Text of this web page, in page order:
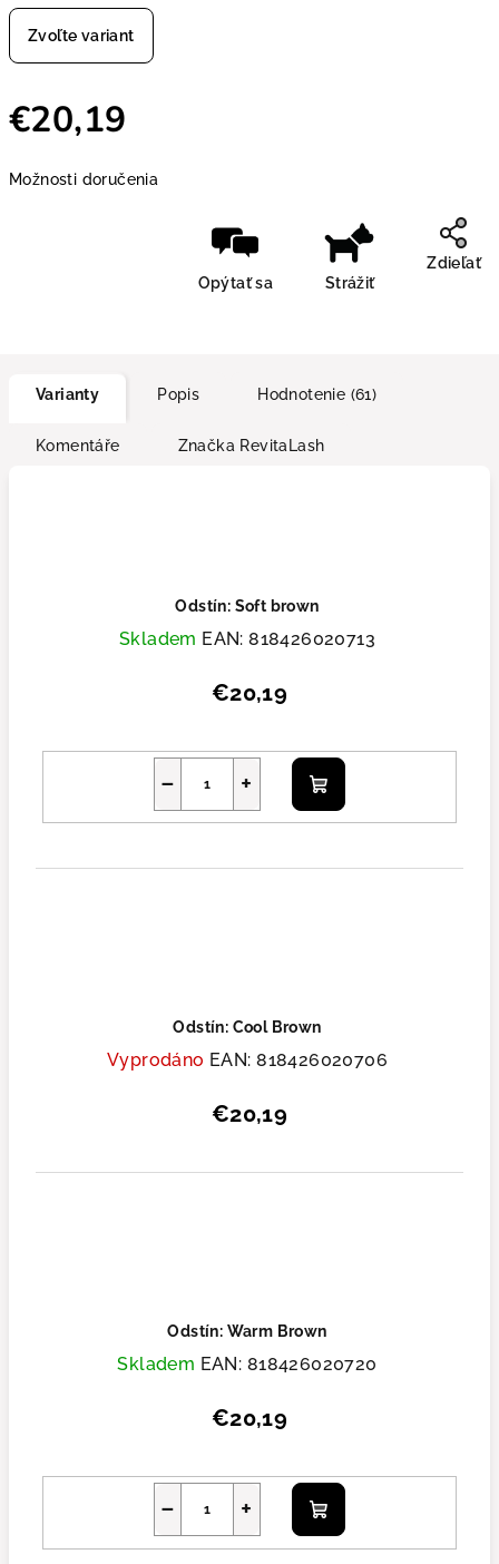
Zvoľte variant
€20,19
Možnosti doručenia
Opýtať sa Strážiť
Zdieľať
Varianty Popis Hodnotenie (61)
Komentáře Značka RevitaLash
Odstín: Soft brown
Skladem EAN: 818426020713
€20,19
+
− Do košíka
Odstín: Cool Brown
Vyprodáno EAN: 818426020706
€20,19
Odstín: Warm Brown
Skladem EAN: 818426020720
€20,19
+
− Do košíka